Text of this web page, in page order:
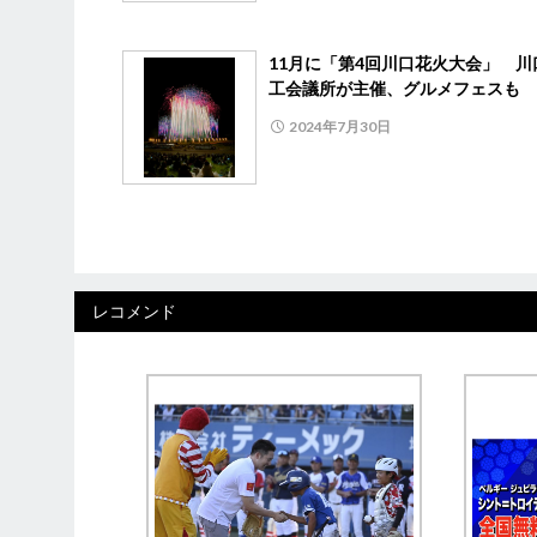
11月に「第4回川口花火大会」 川
工会議所が主催、グルメフェスも
2024年7月30日
レコメンド